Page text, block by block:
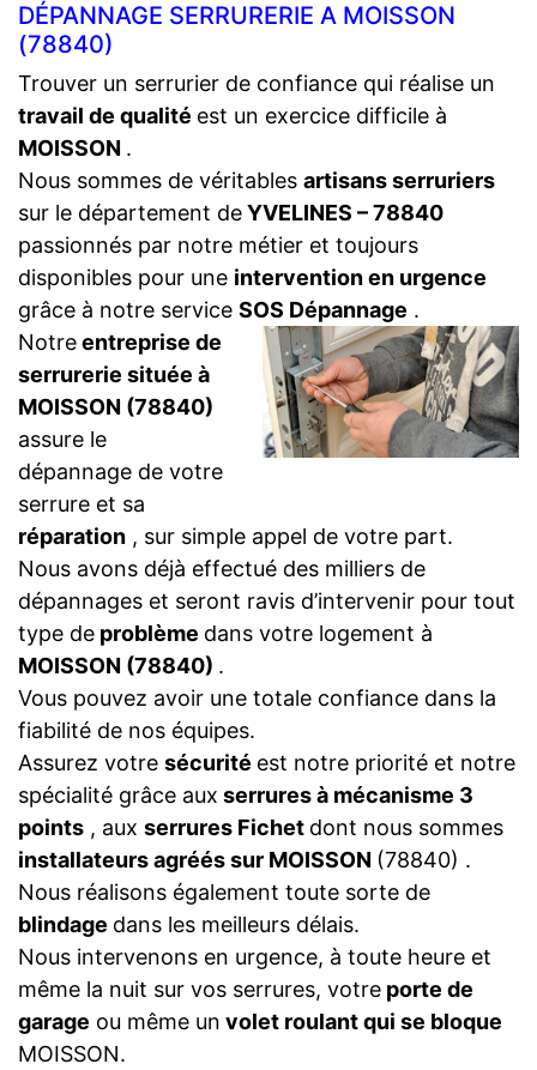
DÉPANNAGE SERRURERIE A MOISSON
(78840)
Trouver un serrurier de confiance qui réalise un
travail de qualité est un exercice difficile à
MOISSON .
Nous sommes de véritables artisans serruriers
sur le département deYVELINES – 78840
passionnés par notre métier et toujours
disponibles pour une intervention en urgence
grâce à notre service SOS Dépannage .
Notreentreprise de
serrurerie située à
MOISSON (78840)
assure le
dépannage de votre
serrure et sa
réparation , sur simple appel de votre part.
Nous avons déjà effectué des milliers de
dépannages et seront ravis d’intervenir pour tout
type de problème dans votre logement à
MOISSON (78840) .
Vous pouvez avoir une totale confiance dans la
fiabilité de nos équipes.
Assurez votre sécurité est notre priorité et notre
spécialité grâce aux serrures à mécanisme 3
points , aux serrures Fichet dont nous sommes
installateurs agréés sur MOISSON (78840) .
Nous réalisons également toute sorte de
blindage dans les meilleurs délais.
Nous intervenons en urgence, à toute heure et
même la nuit sur vos serrures, votre porte de
garage ou même un volet roulant qui se bloque
MOISSON.